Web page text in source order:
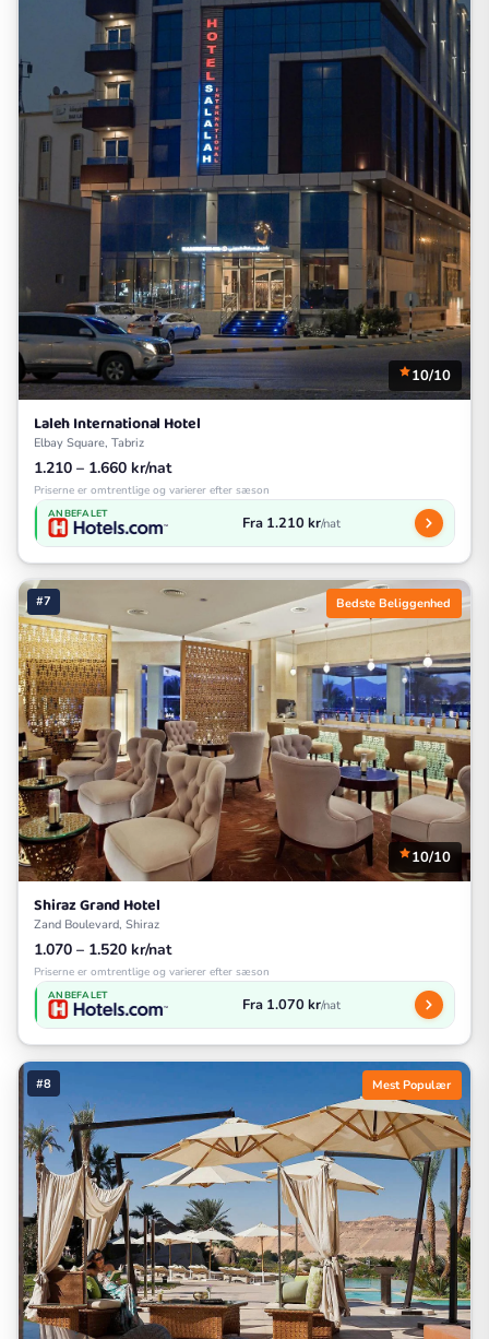
10/10
Laleh International Hotel
Elbay Square, Tabriz
1.210 – 1.660 kr/nat
Priserne er omtrentlige og varierer efter sæson
ANBEFALET Fra 1.210 kr/nat
#7 Bedste Beliggenhed
10/10
Shiraz Grand Hotel
Zand Boulevard, Shiraz
1.070 – 1.520 kr/nat
Priserne er omtrentlige og varierer efter sæson
ANBEFALET Fra 1.070 kr/nat
#8 Mest Populær